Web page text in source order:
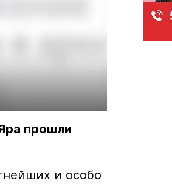
прошли
и особо